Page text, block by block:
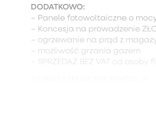
DODATKOWO:
– Panele fotowoltaiczne o
– Koncesja na prowadzenie
– ogrzewanie na prąd z
– możliwość grzania gazem
– SPRZEDAŻ BEZ VAT od osoby